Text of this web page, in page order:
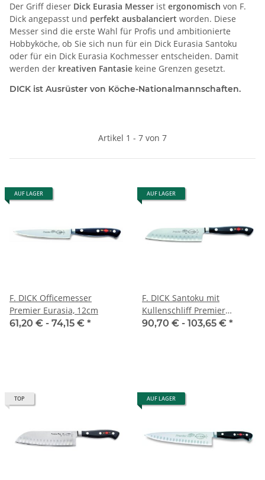
Der Griff dieser Dick Eurasia Messer ist ergonomisch von F.
Dick angepasst und perfekt ausbalanciert worden. Diese
Messer sind die erste Wahl für Profis und ambitionierte
Hobbyköche, ob Sie sich nun für ein Dick Eurasia Santoku
oder für ein Dick Eurasia Kochmesser entscheiden. Damit
werden der kreativen Fantasie keine Grenzen gesetzt.
DICK ist Ausrüster von Köche-Nationalmannschaften.
Artikel 1 - 7 von 7
AUF LAGER
F. DICK Officemesser
Premier Eurasia, 12cm
61,20 € - 74,15 € *
AUF LAGER
F. DICK Santoku mit
Kullenschliff Premier
Eurasia, 14 cm
90,70 € - 103,65 € *
TOP AUF LAGER